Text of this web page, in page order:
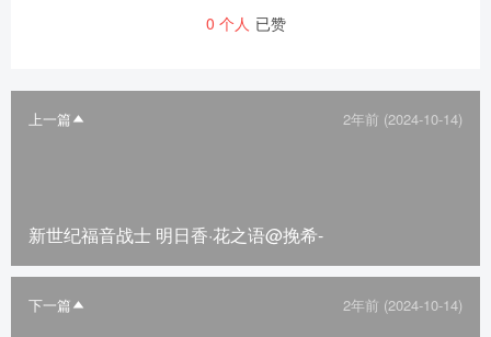
0 个人 已赞
上一篇 2年前 (2024-10-14)
新世纪福音战士 明日香·花之语@挽希-
下一篇 2年前 (2024-10-14)